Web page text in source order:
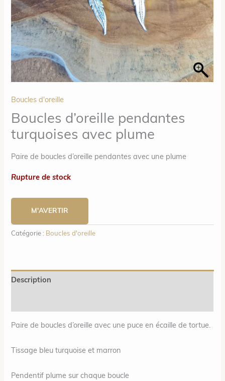
Boucles d'oreille
Boucles d’oreille pendantes
turquoises avec plume
Paire de boucles d’oreille pendantes avec une plume
Rupture de stock
M'AVERTIR
Catégorie : Boucles d'oreille
Description
Paire de boucles d’oreille avec une puce en écaille de tortue.
Tissage bleu turquoise et marron
Pendentif plume sur chaque boucle